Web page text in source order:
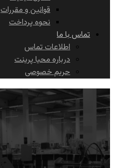
قوانین و مقررات
نحوه پرداخت
تماس با ما
اطلاعات تماس
درباره محیا پرینت
حریم خصوصی